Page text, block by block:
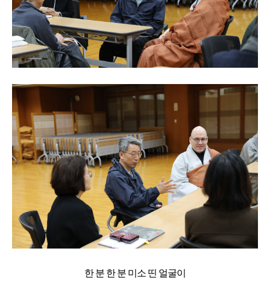
한 분 한 분 미소 띤 얼굴이